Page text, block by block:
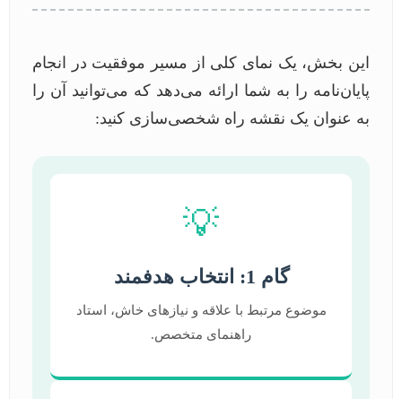
این بخش، یک نمای کلی از مسیر موفقیت در انجام
پایان‌نامه را به شما ارائه می‌دهد که می‌توانید آن را
به عنوان یک نقشه راه شخصی‌سازی کنید:
💡
گام 1: انتخاب هدفمند
موضوع مرتبط با علاقه و نیازهای خاش، استاد
راهنمای متخصص.